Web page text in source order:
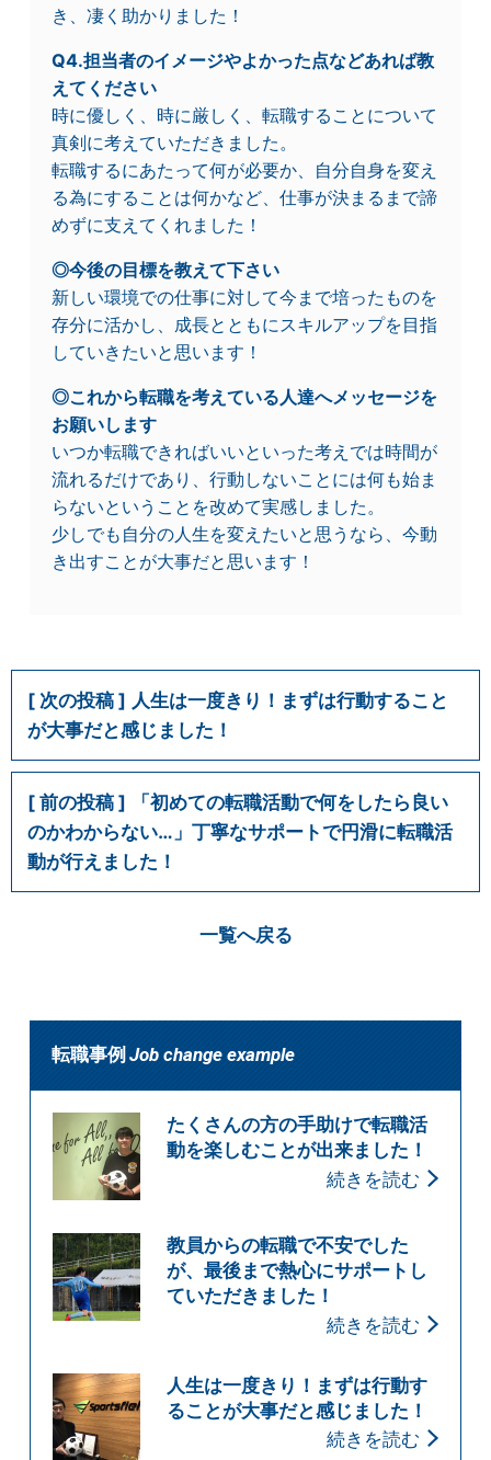
き、凄く助かりました！
Q4.担当者のイメージやよかった点などあれば教
えてください
時に優しく、時に厳しく、転職することについて
真剣に考えていただきました。
転職するにあたって何が必要か、自分自身を変え
る為にすることは何かなど、仕事が決まるまで諦
めずに支えてくれました！
◎今後の目標を教えて下さい
新しい環境での仕事に対して今まで培ったものを
存分に活かし、成長とともにスキルアップを目指
していきたいと思います！
◎これから転職を考えている人達へメッセージを
お願いします
いつか転職できればいいといった考えでは時間が
流れるだけであり、行動しないことには何も始ま
らないということを改めて実感しました。
少しでも自分の人生を変えたいと思うなら、今動
き出すことが大事だと思います！
人生は一度きり！まずは行動すること
が大事だと感じました！
「初めての転職活動で何をしたら良い
のかわからない…」丁寧なサポートで円滑に転職活
動が行えました！
一覧へ戻る
転職事例 Job change example
たくさんの方の手助けで転職活
動を楽しむことが出来ました！
続きを読む
教員からの転職で不安でした
が、最後まで熱心にサポートし
ていただきました！
続きを読む
人生は一度きり！まずは行動す
ることが大事だと感じました！
続きを読む